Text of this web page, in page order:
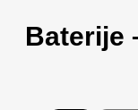
Baterije